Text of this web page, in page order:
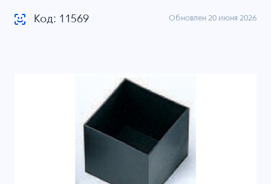
Код: 11569 Обновлен 20 июня 2026